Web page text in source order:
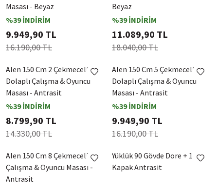
Masası - Beyaz
%39 İNDİRİM
9.949,90 TL
16.190,00 TL
Beyaz
%39 İNDİRİM
11.089,90 TL
18.040,00 TL
Alen 150 Cm 2 Çekmeceli 2
Dolaplı Çalışma & Oyuncu
Masası - Antrasit
%39 İNDİRİM
8.799,90 TL
14.330,00 TL
Alen 150 Cm 5 Çekmeceli
Dolaplı Çalışma & Oyuncu
Masası - Antrasit
%39 İNDİRİM
9.949,90 TL
16.190,00 TL
Alen 150 Cm 8 Çekmeceli
Çalışma & Oyuncu Masası -
Antrasit
Yüklük 90 Gövde Dore + 1
Kapak Antrasit